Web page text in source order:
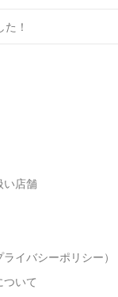
！
い店舗
イバシーポリシー）
いて